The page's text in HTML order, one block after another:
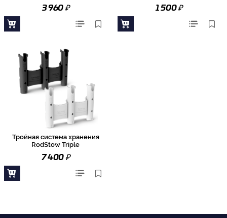
3 960₽ 1 500₽
Тройная система хранения
RodStow Triple
7 400₽